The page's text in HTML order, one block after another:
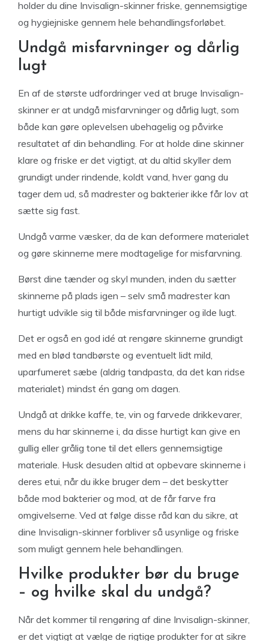
holder du dine Invisalign-skinner friske, gennemsigtige
og hygiejniske gennem hele behandlingsforløbet.
Undgå misfarvninger og dårlig
lugt
En af de største udfordringer ved at bruge Invisalign-
skinner er at undgå misfarvninger og dårlig lugt, som
både kan gøre oplevelsen ubehagelig og påvirke
resultatet af din behandling. For at holde dine skinner
klare og friske er det vigtigt, at du altid skyller dem
grundigt under rindende, koldt vand, hver gang du
tager dem ud, så madrester og bakterier ikke får lov at
sætte sig fast.
Undgå varme væsker, da de kan deformere materialet
og gøre skinnerne mere modtagelige for misfarvning.
Børst dine tænder og skyl munden, inden du sætter
skinnerne på plads igen – selv små madrester kan
hurtigt udvikle sig til både misfarvninger og ilde lugt.
Det er også en god idé at rengøre skinnerne grundigt
med en blød tandbørste og eventuelt lidt mild,
uparfumeret sæbe (aldrig tandpasta, da det kan ridse
materialet) mindst én gang om dagen.
Undgå at drikke kaffe, te, vin og farvede drikkevarer,
mens du har skinnerne i, da disse hurtigt kan give en
gullig eller grålig tone til det ellers gennemsigtige
materiale. Husk desuden altid at opbevare skinnerne i
deres etui, når du ikke bruger dem – det beskytter
både mod bakterier og mod, at de får farve fra
omgivelserne. Ved at følge disse råd kan du sikre, at
dine Invisalign-skinner forbliver så usynlige og friske
som muligt gennem hele behandlingen.
Hvilke produkter bør du bruge
– og hvilke skal du undgå?
Når det kommer til rengøring af dine Invisalign-skinner,
er det vigtigt at vælge de rigtige produkter for at sikre